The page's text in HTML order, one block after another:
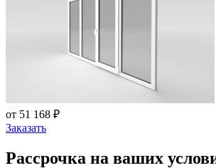
от 51 168 ₽
Заказать
Рассрочка на ваших